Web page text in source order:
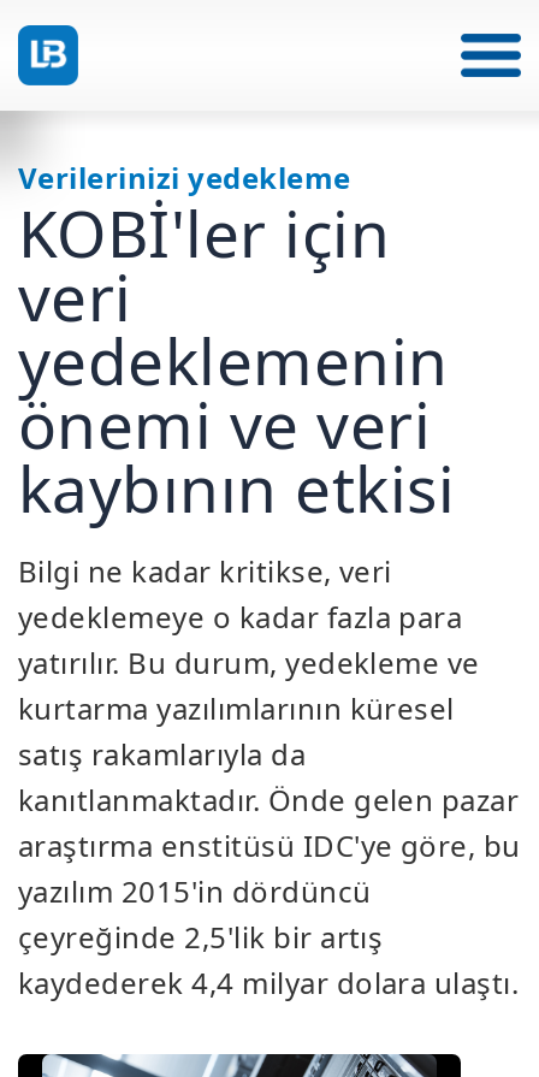
Verilerinizi yedekleme
KOBİ'ler için
veri
yedeklemenin
önemi ve veri
kaybının etkisi
Bilgi ne kadar kritikse, veri
yedeklemeye o kadar fazla para
yatırılır. Bu durum, yedekleme ve
kurtarma yazılımlarının küresel
satış rakamlarıyla da
kanıtlanmaktadır. Önde gelen pazar
araştırma enstitüsü IDC'ye göre, bu
yazılım 2015'in dördüncü
çeyreğinde 2,5'lik bir artış
kaydederek 4,4 milyar dolara ulaştı.